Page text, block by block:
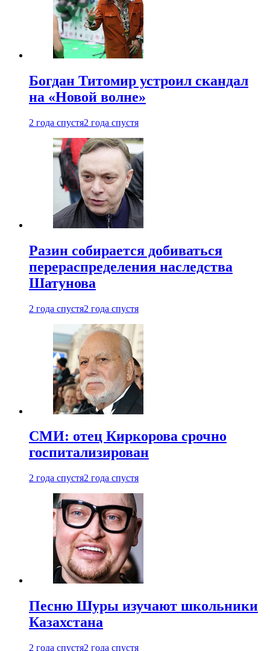
Богдан Титомир устроил скандал
на «Новой волне»
2 года спустя2 года спустя
Разин собирается добиваться
перераспределения наследства
Шатунова
2 года спустя2 года спустя
СМИ: отец Киркорова срочно
госпитализирован
2 года спустя2 года спустя
Песню Шуры изучают школьники
Казахстана
2 года спустя2 года спустя